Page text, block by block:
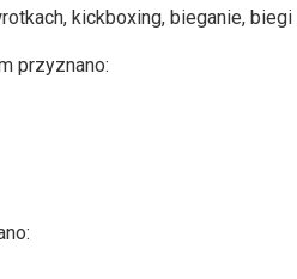
kickboxing, bieganie,
przyznano: